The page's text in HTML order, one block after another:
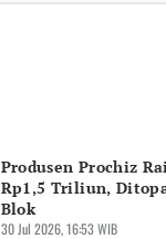
Produsen Prochiz
Rp1,5 Triliun,
Blok
30 Jul 2026, 16:53 WIB